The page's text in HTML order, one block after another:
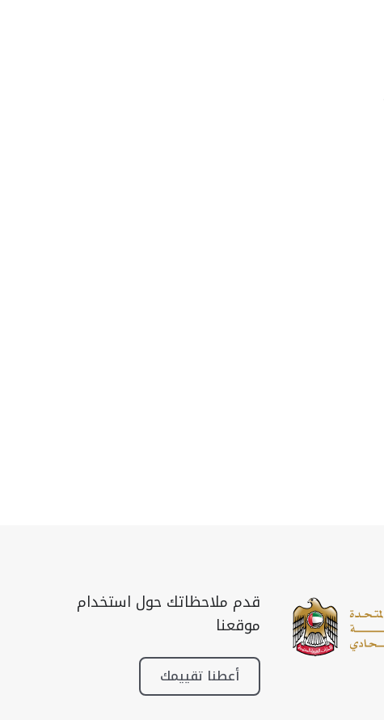
قدم ملاحظاتك حول استخدام
موقعنا
أعطنا تقييمك